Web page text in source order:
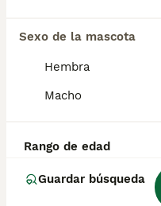
Sexo de la mascota
Hembra
Macho
Rango de edad
Guardar búsqueda
sana con pocos
periódicas ayudan
enfermedades
lo que los